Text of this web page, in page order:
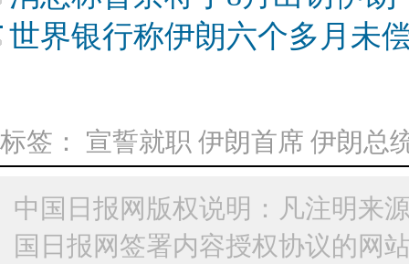
世界银行称伊朗六个多月未
标签： 宣誓就职 伊朗首席 伊朗总
中国日报网版权说明：凡注明来
国日报网签署内容授权协议的网